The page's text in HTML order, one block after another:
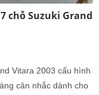
chỗ Suzuki Grand
Vitara 2003 cấu hình
cân nhắc dành cho